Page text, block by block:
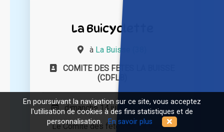
La Buicyclette
à La Buisse (38)
COMITE DES FETES LA BUISSE
(CDFLB)
dimanche 14 juin 2026 à 10h00
Le Comité des fêtes de La Buisse
En poursuivant la navigation sur ce site, vous acceptez
l'utilisation de cookies à des fins statistiques et de
personnalisation.En savoir plus